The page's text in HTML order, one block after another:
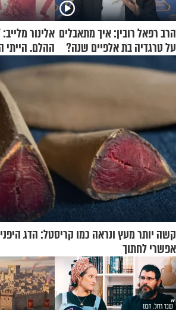
הרב רפאל רובין: איך מתאבלים
על טרגדיה בת אלפיים שנה?
אלינור
ההלם.
הבית"
קשה יותר מעץ ונראה כמו קריסטל: הדג
אפשרי לחתוך